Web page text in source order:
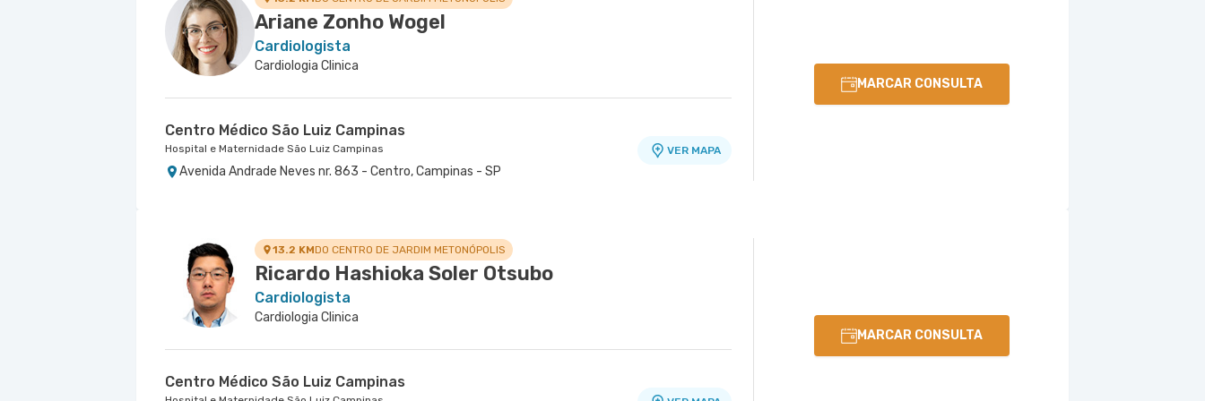
Ariane Zonho Wogel
Cardiologista
Cardiologia Clinica
MARCAR CONSULTA
Centro Médico São Luiz Campinas
Hospital e Maternidade São Luiz Campinas
Avenida Andrade Neves nr. 863 - Centro, Campinas - SP
VER MAPA
13.2 KMDO CENTRO DE JARDIM METONÓPOLIS
Ricardo Hashioka Soler Otsubo
Cardiologista
Cardiologia Clinica
MARCAR CONSULTA
Centro Médico São Luiz Campinas